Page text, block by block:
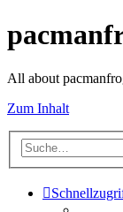
All about
Zum Inhalt